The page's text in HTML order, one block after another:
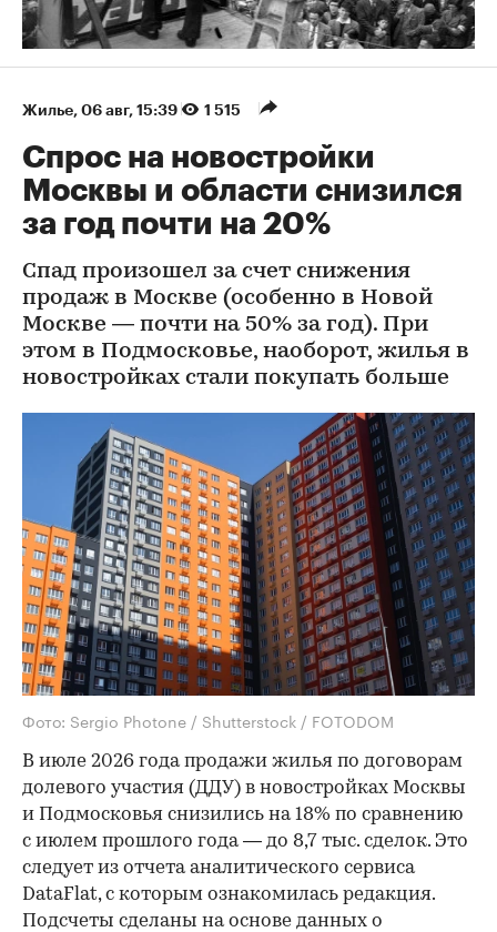
Жилье⁠, 06 авг, 15:39 1 515
Спрос на новостройки
Москвы и области снизился
за год почти на 20%
Спад произошел за счет снижения
продаж в Москве (особенно в Новой
Москве — почти на 50% за год). При
этом в Подмосковье, наоборот, жилья в
новостройках стали покупать больше
Фото: Sergio Photone / Shutterstock / FOTODOM
В июле 2026 года продажи жилья по договорам
долевого участия (ДДУ) в новостройках Москвы
и Подмосковья снизились на 18% по сравнению
с июлем прошлого года — до 8,7 тыс. сделок. Это
следует из отчета аналитического сервиса
DataFlat, с которым ознакомилась редакция.
Подсчеты сделаны на основе данных о